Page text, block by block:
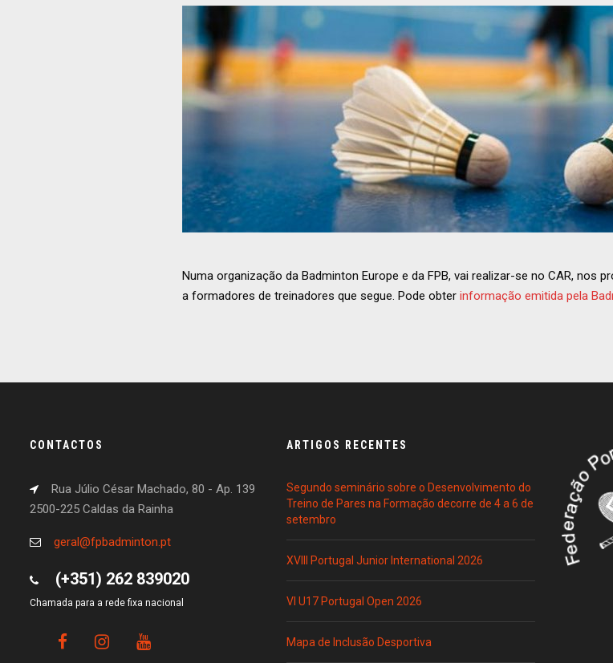
Numa organização da Badminton Europe e da FPB, vai realizar-se no CAR, nos
a formadores de treinadores que segue. Pode obter informação emitida pela
CONTACTOS
Rua Júlio César Machado, 80 - Ap. 139
2500-225 Caldas da Rainha
geral@fpbadminton.pt
(+351) 262 839020
Chamada para a rede fixa nacional
ARTIGOS RECENTES
Segundo seminário sobre o Desenvolvimento do
Treino de Pares na Formação decorre de 4 a 6 de
setembro
XVIII Portugal Junior International 2026
VI U17 Portugal Open 2026
Mapa de Inclusão Desportiva